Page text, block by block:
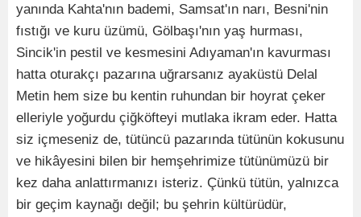
yanında Kahta'nın bademi, Samsat'ın narı, Besni'nin
fıstığı ve kuru üzümü, Gölbaşı'nın yaş hurması,
Sincik'in pestil ve kesmesini Adıyaman'ın kavurması
hatta oturakçı pazarına uğrarsanız ayaküstü Delal
Metin hem size bu kentin ruhundan bir hoyrat çeker
elleriyle yoğurdu çiğköfteyi mutlaka ikram eder. Hatta
siz içmeseniz de, tütüncü pazarında tütünün kokusunu
ve hikâyesini bilen bir hemşehrimize tütünümüzü bir
kez daha anlattırmanızı isteriz. Çünkü tütün, yalnızca
bir geçim kaynağı değil; bu şehrin kültürüdür,